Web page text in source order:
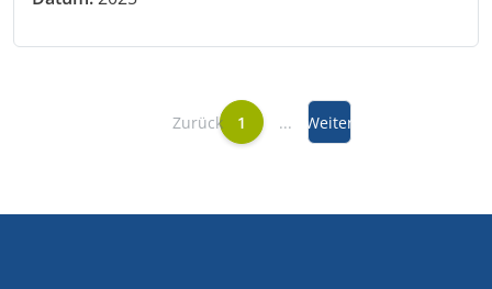
Zurück 1 ... Weiter